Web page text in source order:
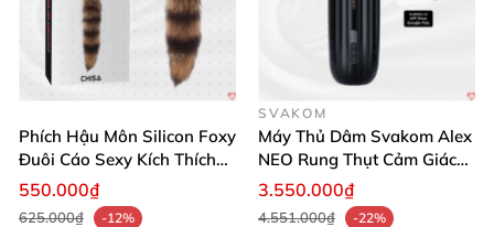
Phích Hậu Môn Silicon Foxy
Đuôi Cáo Sexy Kích Thích
Đỉnh Cao
550.000₫
625.000₫
-12%
SVAKOM
Máy Thủ Dâm Svakom Alex
NEO Rung Thụt Cảm Giác
Thật, App Điều Khiển
3.550.000₫
4.551.000₫
-22%